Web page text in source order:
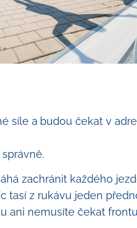
síle a budou čekat v
zachránit každého
tasí z rukávu jeden
ani nemusíte čekat frontu